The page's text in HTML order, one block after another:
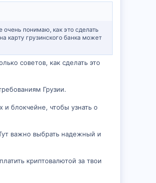
понимаю, как это сделать
карту грузинского банка может
советов, как сделать это
Грузии.
блокчейне, чтобы узнать о
важно выбрать надежный и
криптовалютой за твои